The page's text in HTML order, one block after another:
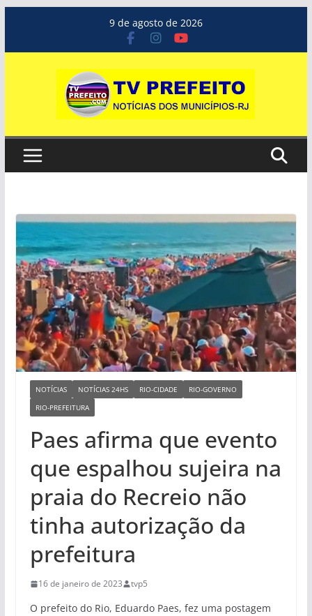
o
9 de agosto de 2026
NOTÍCIAS NOTÍCIAS 24HS RIO-CIDADE
RIO-GOVERNO
RIO-PREFEITURA
Paes afirma que evento
que espalhou sujeira na
praia do Recreio não
tinha autorização da
prefeitura
16 de janeiro de 2023 tvp5
O prefeito do Rio, Eduardo Paes, fez uma postagem